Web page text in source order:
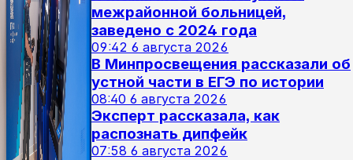
межрайонной больницей,
заведено с 2024 года
09:42 6 августа 2026
В Минпросвещения рассказали об
устной части в ЕГЭ по истории
08:40 6 августа 2026
Эксперт рассказала, как
распознать дипфейк
07:58 6 августа 2026